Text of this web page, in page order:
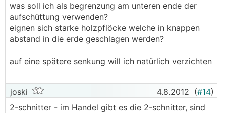
was soll ich als begrenzung am unteren ende der
aufschüttung verwenden?
eignen sich starke holzpflöcke welche in knappen
abstand in die erde geschlagen werden?
auf eine spätere senkung will ich natürlich verzichten
joski 4.8.2012 (#14)
2-schnitter - im Handel gibt es die 2-schnitter, sind